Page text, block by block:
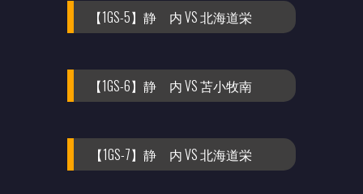
【1GS-5】静 内 VS 北海道栄
【1GS-6】静 内 VS 苫小牧南
【1GS-7】静 内 VS 北海道栄